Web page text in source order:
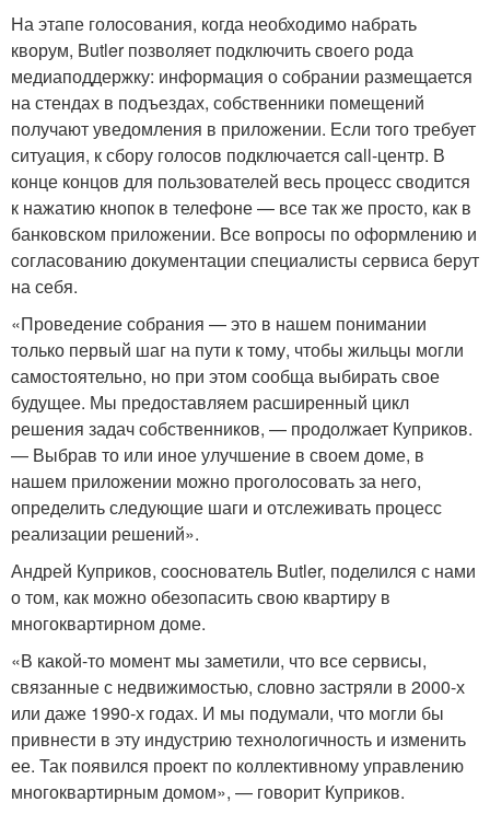
На этапе голосования, когда необходимо набрать
кворум, Butler позволяет подключить своего рода
медиаподдержку: информация о собрании размещается
на стендах в подъездах, собственники помещений
получают уведомления в приложении. Если того требует
ситуация, к сбору голосов подключается call-центр. В
конце концов для пользователей весь процесс сводится
к нажатию кнопок в телефоне — все так же просто, как в
банковском приложении. Все вопросы по оформлению и
согласованию документации специалисты сервиса берут
на себя.
«Проведение собрания — это в нашем понимании
только первый шаг на пути к тому, чтобы жильцы могли
самостоятельно, но при этом сообща выбирать свое
будущее. Мы предоставляем расширенный цикл
решения задач собственников, — продолжает Куприков.
— Выбрав то или иное улучшение в своем доме, в
нашем приложении можно проголосовать за него,
определить следующие шаги и отслеживать процесс
реализации решений».
Андрей Куприков, сооснователь Butler, поделился с нами
о том, как можно обезопасить свою квартиру в
многоквартирном доме.
«В какой-то момент мы заметили, что все сервисы,
связанные с недвижимостью, словно застряли в 2000-х
или даже 1990-х годах. И мы подумали, что могли бы
привнести в эту индустрию технологичность и изменить
ее. Так появился проект по коллективному управлению
многоквартирным домом», — говорит Куприков.